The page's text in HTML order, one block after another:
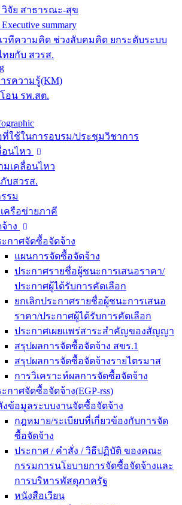
วิจัย สาธารณะ-สุข
summary
วทีความคิด ช่วงลับคมคิด ยกระดับระบบ
ยกับ สวรส.
รความรู้(KM)
อน รพ.สต.
ที่ใช้ในการอบรม/ประชุมวิชาการ
นไหว
มเคลื่อนไหว
บสวรส.
รม
ครือข่ายภาคี
าง
กาศจัดซื้อจัดจ้าง
แผนการจัดซื้อจัดจ้าง
ประกาศรายชื่อผู้ชนะการเสนอราคา/
ประกาศผู้ได้รับการคัดเลือก
ยกเลิกประกาศรายชื่อผู้ชนะการเสนอ
ราคา/ประกาศผู้ได้รับการคัดเลือก
ประกาศเผยแพร่สาระสำคัญของสัญญา
สรุปผลการจัดซื้อจัดจ้าง สขร.1
สรุปผลการจัดซื้อจัดจ้างรายไตรมาส
การวิเคราะห์ผลการจัดซื้อจัดจ้าง
กาศจัดซื้อจัดจ้าง(EGP-rss)
งข้อมูลระบบงานจัดซื้อจัดจ้าง
กฎหมาย/ระเบียบที่เกี่ยวข้องกับการจัด
ซื้อจัดจ้าง
ประกาศ / คำสั่ง / วิธีปฏิบัติ ของคณะ
กรรมการนโยบายการจัดซื้อจัดจ้างและ
การบริหารพัสดุภาครัฐ
หนังสือเวียน